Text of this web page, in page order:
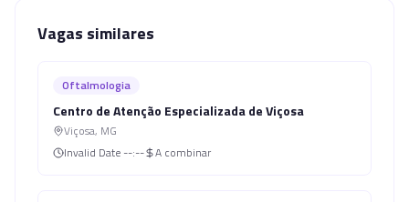
Vagas similares
Oftalmologia
Centro de Atenção Especializada de Viçosa
Viçosa, MG
Invalid Date --:-- A combinar